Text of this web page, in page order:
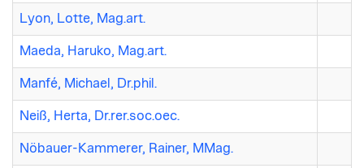
Lyon, Lotte, Mag.art.
Maeda, Haruko, Mag.art.
Manfé, Michael, Dr.phil.
Neiß, Herta, Dr.rer.soc.oec.
Nöbauer-Kammerer, Rainer, MMag.